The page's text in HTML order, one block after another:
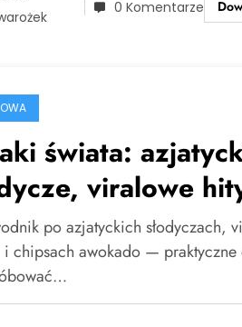
0 Komentarze
świata:
viralowe
po azjatyckich słodyczach,
i chipsach awokado —